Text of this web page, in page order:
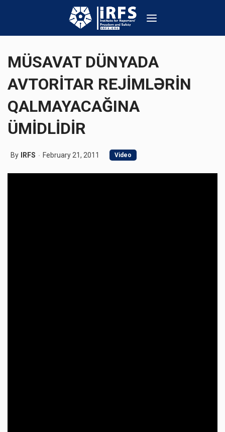
MÜSAVAT DÜNYADA
AVTORİTAR REJİMLƏRİN
QALMAYACAĞINA
ÜMİDLİDİR
By IRFS February 21, 2011 Video